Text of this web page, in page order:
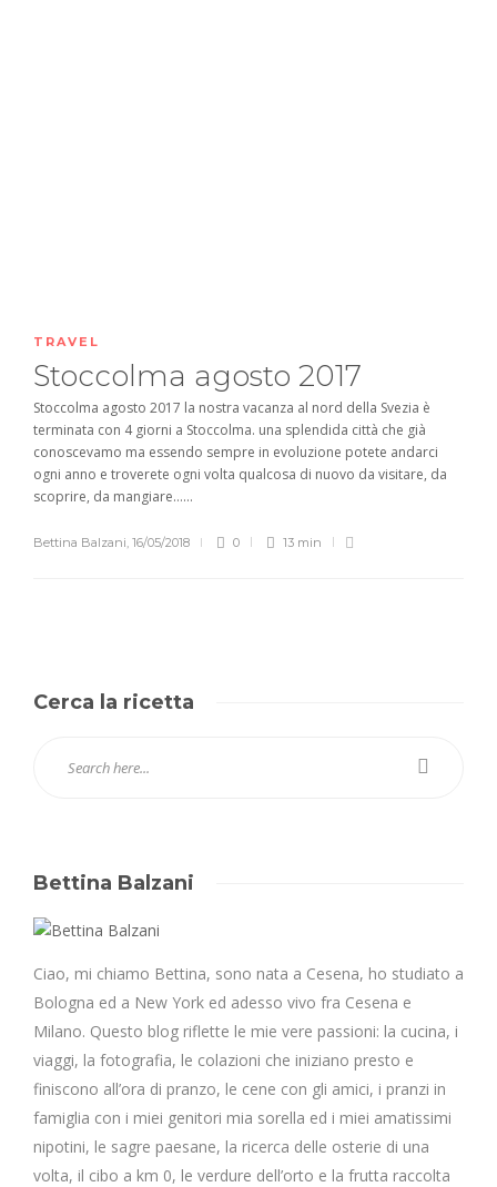
TRAVEL
Stoccolma agosto 2017
Stoccolma agosto 2017 la nostra vacanza al nord della Svezia è
terminata con 4 giorni a Stoccolma. una splendida città che già
conoscevamo ma essendo sempre in evoluzione potete andarci
ogni anno e troverete ogni volta qualcosa di nuovo da visitare, da
scoprire, da mangiare…...
Bettina Balzani, 16/05/2018 0 13 min
Cerca la ricetta
Bettina Balzani
Ciao, mi chiamo Bettina, sono nata a Cesena, ho studiato a
Bologna ed a New York ed adesso vivo fra Cesena e
Milano. Questo blog riflette le mie vere passioni: la cucina, i
viaggi, la fotografia, le colazioni che iniziano presto e
finiscono all’ora di pranzo, le cene con gli amici, i pranzi in
famiglia con i miei genitori mia sorella ed i miei amatissimi
nipotini, le sagre paesane, la ricerca delle osterie di una
volta, il cibo a km 0, le verdure dell’orto e la frutta raccolta